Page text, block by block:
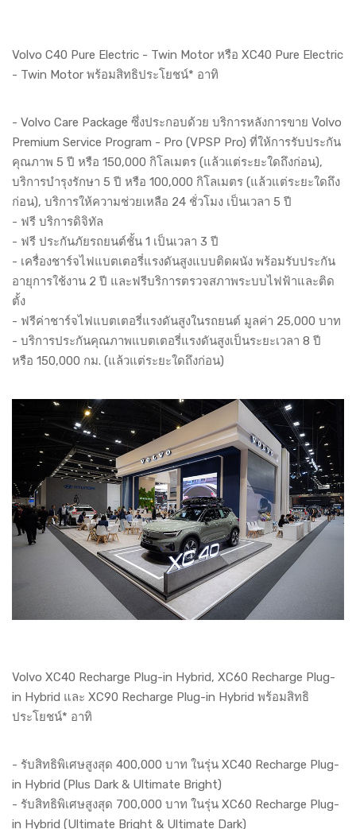
Volvo C40 Pure Electric - Twin Motor หรือ XC40 Pure Electric
- Twin Motor พร้อมสิทธิประโยชน์* อาทิ
- Volvo Care Package ซึ่งประกอบด้วย บริการหลังการขาย Volvo
Premium Service Program - Pro (VPSP Pro) ที่ให้การรับประกัน
คุณภาพ 5 ปี หรือ 150,000 กิโลเมตร (แล้วแต่ระยะใดถึงก่อน),
บริการบำรุงรักษา 5 ปี หรือ 100,000 กิโลเมตร (แล้วแต่ระยะใดถึง
ก่อน), บริการให้ความช่วยเหลือ 24 ชั่วโมง เป็นเวลา 5 ปี
- ฟรี บริการดิจิทัล
- ฟรี ประกันภัยรถยนต์ชั้น 1 เป็นเวลา 3 ปี
- เครื่องชาร์จไฟแบตเตอรี่แรงดันสูงแบบติดผนัง พร้อมรับประกัน
อายุการใช้งาน 2 ปี และฟรีบริการตรวจสภาพระบบไฟฟ้าและติด
ตั้ง
- ฟรีค่าชาร์จไฟแบตเตอรี่แรงดันสูงในรถยนต์ มูลค่า 25,000 บาท
- บริการประกันคุณภาพแบตเตอรี่แรงดันสูงเป็นระยะเวลา 8 ปี
หรือ 150,000 กม. (แล้วแต่ระยะใดถึงก่อน)
Volvo XC40 Recharge Plug-in Hybrid, XC60 Recharge Plug-
in Hybrid และ XC90 Recharge Plug-in Hybrid พร้อมสิทธิ
ประโยชน์* อาทิ
- รับสิทธิพิเศษสูงสุด 400,000 บาท ในรุ่น XC40 Recharge Plug-
in Hybrid (Plus Dark & Ultimate Bright)
- รับสิทธิพิเศษสูงสุด 700,000 บาท ในรุ่น XC60 Recharge Plug-
in Hybrid (Ultimate Bright & Ultimate Dark)